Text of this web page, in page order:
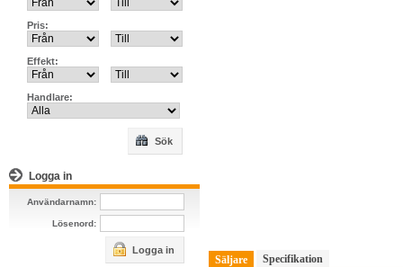
Pris:
Effekt:
Handlare:
Sök
Logga in
Användarnamn:
Lösenord:
Logga in
Säljare Specifikation